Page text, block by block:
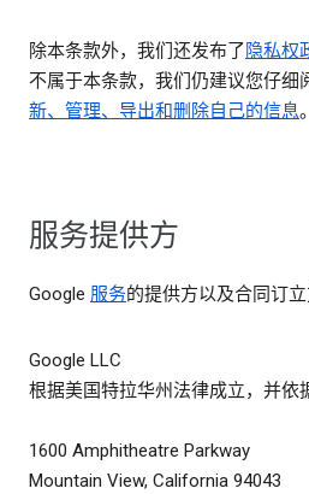
除本条款外，我们还发布了 隐私权
不属于本条款，我们仍建议您仔细
新、管理、导出和删除自己的信息。
服务提供方
Google 服务的提供方以及合同订立
Google LLC
根据美国特拉华州法律成立，并依
1600 Amphitheatre Parkway
Mountain View, California 94043